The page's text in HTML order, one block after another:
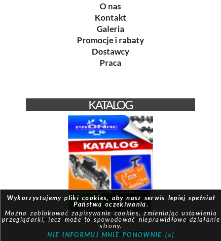
O nas
Kontakt
Galeria
Promocje i rabaty
Dostawcy
Praca
KATALOG
© Pronac 2026 | Created by:Modus-it.pl| System pracuje w
oparciu oModus QBIZ
Wykorzystujemy pliki cookies, aby nasz serwis lepiej spełniał
Państwa oczekiwania.
Można zablokować zapisywanie cookies, zmieniając ustawienia
przeglądarki, lecz może to spowodować nieprawidłowe działanie
strony.
NIE INFORMUJ MNIE PONOWNIE [x]